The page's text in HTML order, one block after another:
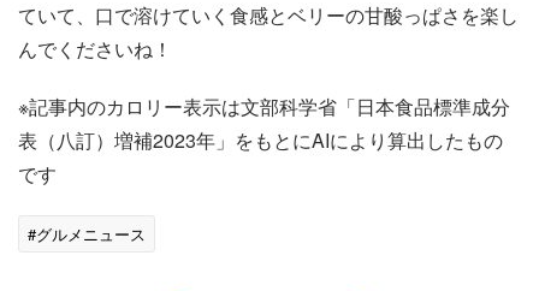
ていて、口で溶けていく食感とベリーの甘酸っぱさを楽し
んでくださいね！
※記事内のカロリー表示は文部科学省「日本食品標準成分
表（八訂）増補2023年」をもとにAIにより算出したもの
です
#グルメニュース